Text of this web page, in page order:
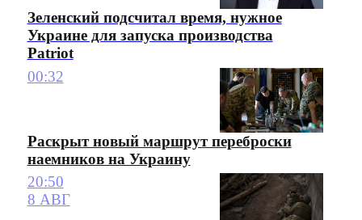
Зеленский подсчитал время, нужное
Украине для запуска производства
Patriot
00:32
Раскрыт новый маршрут переброски
наемников на Украину
20:50
8 АВГ